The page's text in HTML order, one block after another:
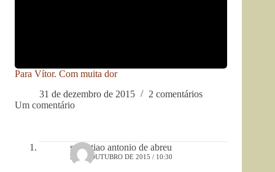
Para Vítor. Com muita dor
31 de dezembro de 2015
2 comentários
Um comentário
sebastiao antonio de abreu
24 DE OUTUBRO DE 2015 / 10:30